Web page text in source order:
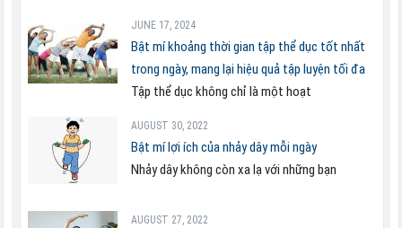
JUNE 17, 2024
Bật mí khoảng thời gian tập thể dục tốt nhất
trong ngày, mang lại hiệu quả tập luyện tối đa
Tập thể dục không chỉ là một hoạt
AUGUST 30, 2022
Bật mí lợi ích của nhảy dây mỗi ngày
Nhảy dây không còn xa lạ với những bạn
AUGUST 27, 2022